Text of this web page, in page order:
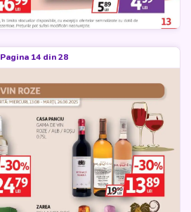
Pagina 14 din 28